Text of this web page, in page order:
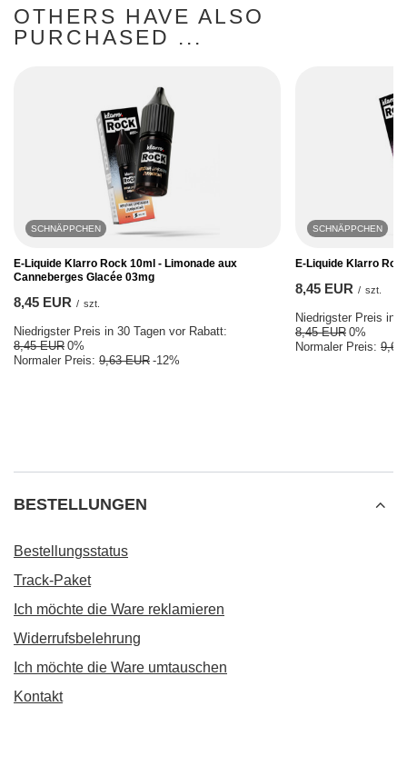
OTHERS HAVE ALSO
PURCHASED ...
SCHNÄPPCHEN
E-Liquide Klarro Rock 10ml - Limonade aux
Canneberges Glacée 03mg
8,45 EUR / szt.
Niedrigster Preis in 30 Tagen vor Rabatt:
8,45 EUR 0%
Normaler Preis: 9,63 EUR -12%
SCHNÄPPCHEN
E-Liquide Klarro
8,45 EUR / szt.
Niedrigster Preis in
8,45 EUR 0%
Normaler Preis: 9,63
BESTELLUNGEN
Bestellungsstatus
Track-Paket
Ich möchte die Ware reklamieren
Widerrufsbelehrung
Ich möchte die Ware umtauschen
Kontakt